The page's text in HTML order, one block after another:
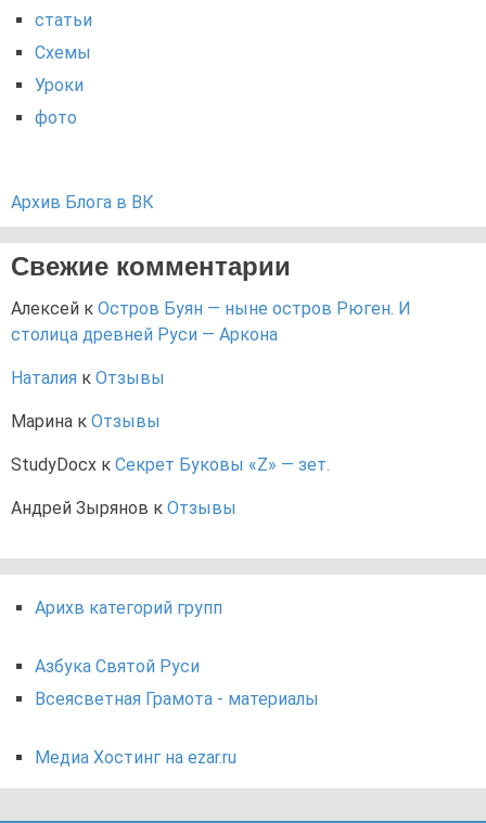
статьи
Схемы
Уроки
фото
Архив Блога в ВК
Свежие комментарии
Алексей к Остров Буян — ныне остров Рюген. И
столица древней Руси — Аркона
Наталия к Отзывы
Марина к Отзывы
StudyDocx к Секрет Буковы «Z» — зет.
Андрей Зырянов к Отзывы
Арихв категорий групп
Азбука Святой Руси
Всеясветная Грамота - материалы
Медиа Хостинг на ezar.ru